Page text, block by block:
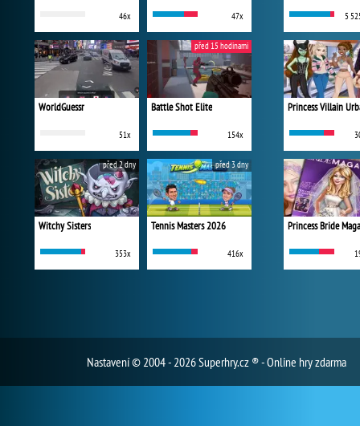
46x 47x
WorldGuessr
51x
Battle Shot Elite
154x
před 15 hodinami
Witchy Sisters
353x
před 2 dny
Tennis Masters 2026
416x
před 3 dny
5
Princess Bride
Nastavení© 2004 - 2026 Superhry.cz ® - Online hry zdarma